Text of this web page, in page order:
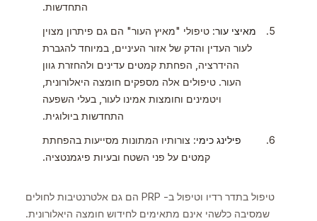
התחדשות.
מאיצי עור: טיפולי "מאיץ העור" הם גם פיתרון מצוין
לעור העדין והדק של אזור העיניים, במיוחד להגברת
ההידרציה, הפחתת קמטים עדינים ולהחזרת גוון
העור. טיפולים אלה מספקים חומצה היאלורונית,
ויטמינים וחומצות אמינו לעור, בעלי השפעה
התחדשות ביולוגית.
פילינג כימי: צורותיו המתונות מסייעות בהפחתת
קמטים על פני השטח ובעיות פיגמנטציה.
טיפול בתדר רדיו וטיפול ב- PRP הם גם אלטרנטיבות לחולים
שמסיבה כלשהי אינם מתאימים לחידוש חומצה היאלורונית.